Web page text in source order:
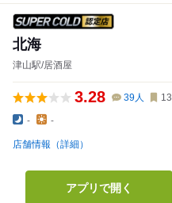
北海
津山駅/居酒屋
3.28 39人
- -
店舗情報（詳細）
アプリで開く